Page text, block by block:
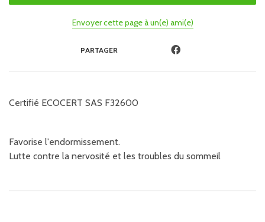
Envoyer cette page à un(e) ami(e)
PARTAGER
Certifié ECOCERT SAS F32600
Favorise l'endormissement.
Lutte contre la nervosité et les troubles du sommeil